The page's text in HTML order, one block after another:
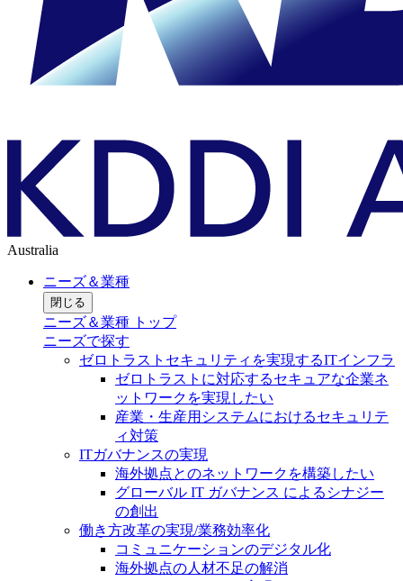
Australia
ニーズ＆業種
閉じる
ニーズ＆業種 トップ
ニーズで探す
ゼロトラストセキュリティを実現するITインフラ
ゼロトラストに対応するセキュアな企業ネ
ットワークを実現したい
産業・生産用システムにおけるセキュリテ
ィ対策
ITガバナンスの実現
海外拠点とのネットワークを構築したい
グローバル IT ガバナンス によるシナジー
の創出
働き方改革の実現/業務効率化
コミュニケーションのデジタル化
海外拠点の人材不足の解消